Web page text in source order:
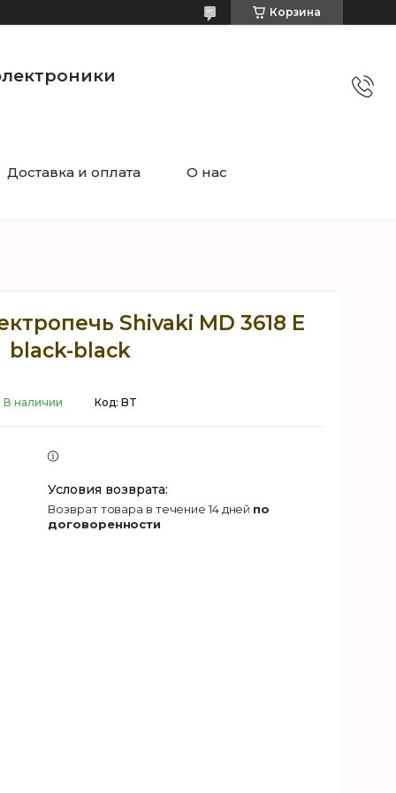
Корзина
Доставка и оплата О нас
Shivaki MD 3618 E
black-black
В наличии Код: BT
возврат товара в течение 14 дней по
договоренности